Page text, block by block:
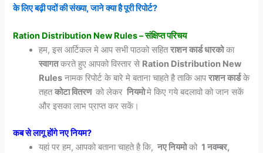
के लिए बढ़ी पदों की संख्या, जाने क्या है पूरी रिपोर्ट?
Ration Distribution New Rules – संक्षिप्त परिचय
हम, इस आर्टिकल मे आप सभी पाठको सहितराशन कार्ड धारकोका
स्वागतकरते हुए आपको विस्तार से Ration Distribution New
Rules नामक रिपोर्ट के बारे मे बताना चाहते है ताकि आपराशन कार्डके
तहतकोटा वितरण को लेकर नियमोमे किए गये बदलावो को जान सकें
और इसका लाभ प्राप्त कर सकें।
कब से लागू होंगे नए नियम?
यहां पर हम, आपको बताना चाहते है कि, नए नियमोको 1 नवम्बर,